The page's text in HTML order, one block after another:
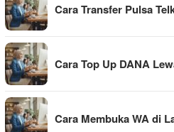
Cara Transfer Pulsa
Cara Top Up DANA
Cara Membuka WA di